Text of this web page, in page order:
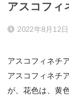
アスコフィ
2022年8月12日
アスコフィネチ
アスコフィネチ
が、花色は、黄